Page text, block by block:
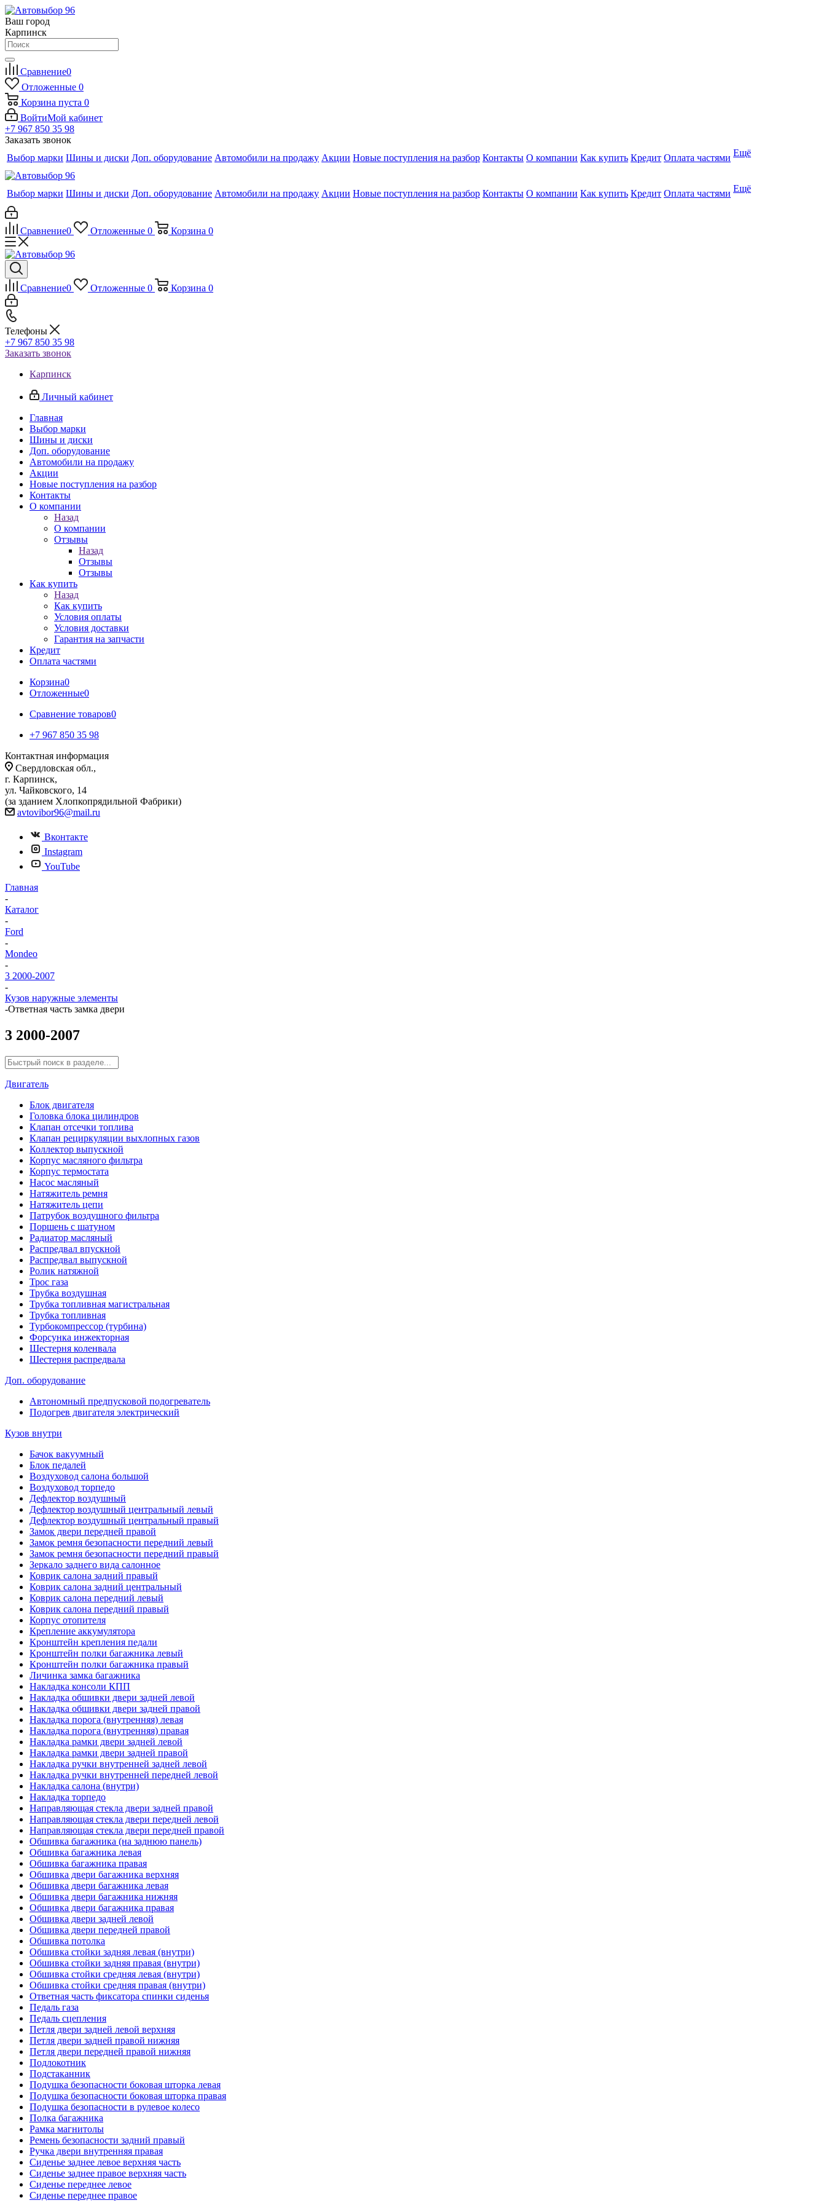
Ваш город
Карпинск
Сравнение0
Отложенные 0
Корзина пуста 0
ВойтиМой кабинет
+7 967 850 35 98
Заказать звонок
Выбор марки Шины и диски Доп. оборудование Автомобили на продажу Акции Новые поступления на разбор Контакты О компании Как купить Кредит Оплата частями Ещё
Выбор марки Шины и диски Доп. оборудование Автомобили на продажу Акции Новые поступления на разбор Контакты О компании Как купить Кредит Оплата частями Ещё
Сравнение0 Отложенные 0 Корзина 0
Сравнение0 Отложенные 0 Корзина 0
Телефоны
+7 967 850 35 98
Заказать звонок
Карпинск
Личный кабинет
Главная
Выбор марки
Шины и диски
Доп. оборудование
Автомобили на продажу
Акции
Новые поступления на разбор
Контакты
О компании
Назад
О компании
Отзывы
Назад
Отзывы
Отзывы
Как купить
Назад
Как купить
Условия оплаты
Условия доставки
Гарантия на запчасти
Кредит
Оплата частями
Корзина0
Отложенные0
Сравнение товаров0
+7 967 850 35 98
Контактная информация
Свердловская обл.,
г. Карпинск,
ул. Чайковского, 14
(за зданием Хлопкопрядильной Фабрики)
avtovibor96@mail.ru
Вконтакте
Instagram
YouTube
Главная
-
Каталог
-
Ford
-
Mondeo
-
3 2000-2007
-
Кузов наружные элементы
-Ответная часть замка двери
3 2000-2007
Двигатель
Блок двигателя
Головка блока цилиндров
Клапан отсечки топлива
Клапан рециркуляции выхлопных газов
Коллектор выпускной
Корпус масляного фильтра
Корпус термостата
Насос масляный
Натяжитель ремня
Натяжитель цепи
Патрубок воздушного фильтра
Поршень с шатуном
Радиатор масляный
Распредвал впускной
Распредвал выпускной
Ролик натяжной
Трос газа
Трубка воздушная
Трубка топливная магистральная
Трубка топливная
Турбокомпрессор (турбина)
Форсунка инжекторная
Шестерня коленвала
Шестерня распредвала
Доп. оборудование
Автономный предпусковой подогреватель
Подогрев двигателя электрический
Кузов внутри
Бачок вакуумный
Блок педалей
Воздуховод салона большой
Воздуховод торпедо
Дефлектор воздушный
Дефлектор воздушный центральный левый
Дефлектор воздушный центральный правый
Замок двери передней правой
Замок ремня безопасности передний левый
Замок ремня безопасности передний правый
Зеркало заднего вида салонное
Коврик салона задний правый
Коврик салона задний центральный
Коврик салона передний левый
Коврик салона передний правый
Корпус отопителя
Крепление аккумулятора
Кронштейн крепления педали
Кронштейн полки багажника левый
Кронштейн полки багажника правый
Личинка замка багажника
Накладка консоли КПП
Накладка обшивки двери задней левой
Накладка обшивки двери задней правой
Накладка порога (внутренняя) левая
Накладка порога (внутренняя) правая
Накладка рамки двери задней левой
Накладка рамки двери задней правой
Накладка ручки внутренней задней левой
Накладка ручки внутренней передней левой
Накладка салона (внутри)
Накладка торпедо
Направляющая стекла двери задней правой
Направляющая стекла двери передней левой
Направляющая стекла двери передней правой
Обшивка багажника (на заднюю панель)
Обшивка багажника левая
Обшивка багажника правая
Обшивка двери багажника верхняя
Обшивка двери багажника левая
Обшивка двери багажника нижняя
Обшивка двери багажника правая
Обшивка двери задней левой
Обшивка двери передней правой
Обшивка потолка
Обшивка стойки задняя левая (внутри)
Обшивка стойки задняя правая (внутри)
Обшивка стойки средняя левая (внутри)
Обшивка стойки средняя правая (внутри)
Ответная часть фиксатора спинки сиденья
Педаль газа
Педаль сцепления
Петля двери задней левой верхняя
Петля двери задней правой нижняя
Петля двери передней правой нижняя
Подлокотник
Подстаканник
Подушка безопасности боковая шторка левая
Подушка безопасности боковая шторка правая
Подушка безопасности в рулевое колесо
Полка багажника
Рамка магнитолы
Ремень безопасности задний правый
Ручка двери внутренняя правая
Сиденье заднее левое верхняя часть
Сиденье заднее правое верхняя часть
Сиденье переднее левое
Сиденье переднее правое